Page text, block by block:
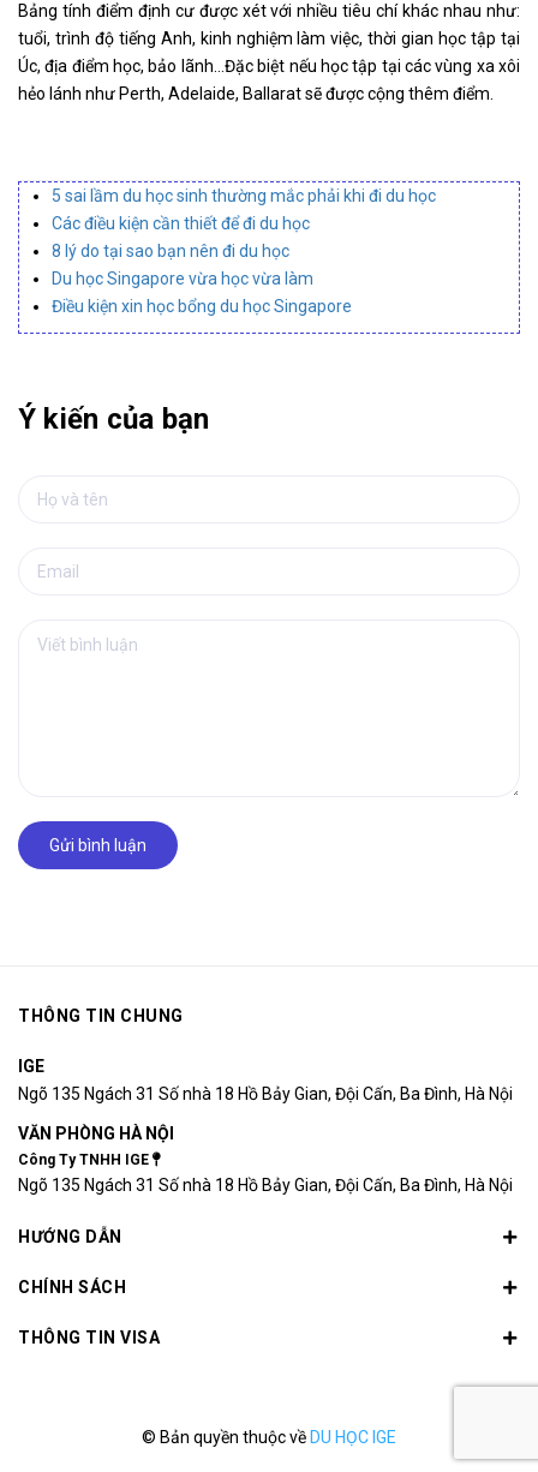
Bảng tính điểm định cư được xét với nhiều tiêu chí khác nhau như:
tuổi, trình độ tiếng Anh, kinh nghiệm làm việc, thời gian học tập tại
Úc, địa điểm học, bảo lãnh…Đặc biệt nếu học tập tại các vùng xa xôi
hẻo lánh như Perth, Adelaide, Ballarat sẽ được cộng thêm điểm.
5 sai lầm du học sinh thường mắc phải khi đi du học
Các điều kiện cần thiết để đi du học
8 lý do tại sao bạn nên đi du học
Du học Singapore vừa học vừa làm
Điều kiện xin học bổng du học Singapore
Ý kiến của bạn
Gửi bình luận
THÔNG TIN CHUNG
IGE
Ngõ 135 Ngách 31 Số nhà 18 Hồ Bảy Gian, Đội Cấn, Ba Đình, Hà Nội
VĂN PHÒNG HÀ NỘI
Công Ty TNHH IGE
Ngõ 135 Ngách 31 Số nhà 18 Hồ Bảy Gian, Đội Cấn, Ba Đình, Hà Nội
HƯỚNG DẪN
CHÍNH SÁCH
THÔNG TIN VISA
© Bản quyền thuộc về DU HỌC IGE